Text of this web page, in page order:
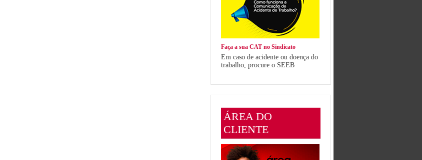
Faça a sua CAT no Sindicato
Em caso de acidente ou doença do
trabalho, procure o SEEB
ÁREA DO
CLIENTE